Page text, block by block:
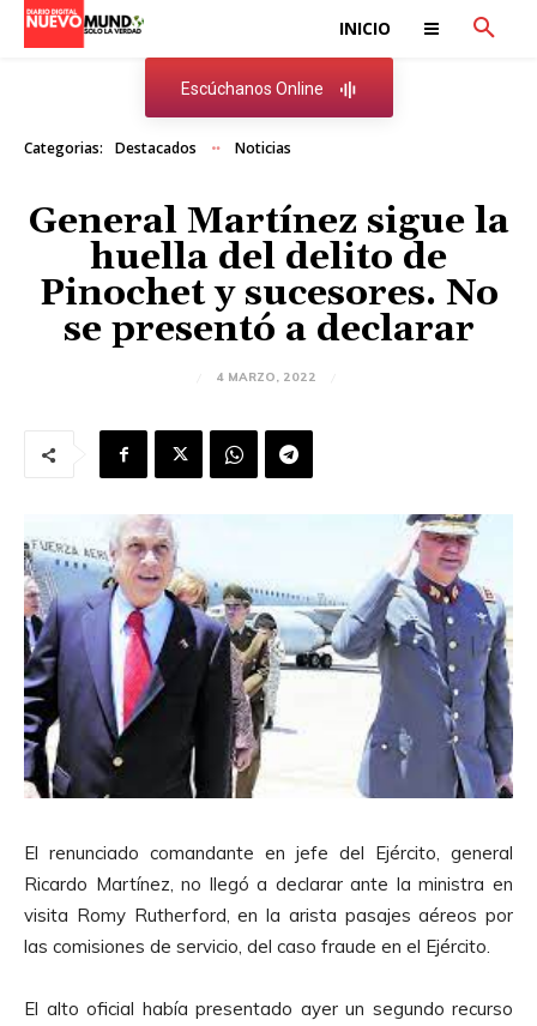
INICIO
Escúchanos Online
Categorias: Destacados Noticias
General Martínez sigue la
huella del delito de
Pinochet y sucesores. No
se presentó a declarar
4 MARZO, 2022
El renunciado comandante en jefe del Ejército, general
Ricardo Martínez, no llegó a declarar ante la ministra en
visita Romy Rutherford, en la arista pasajes aéreos por
las comisiones de servicio, del caso fraude en el Ejército.
El alto oficial había presentado ayer un segundo recurso